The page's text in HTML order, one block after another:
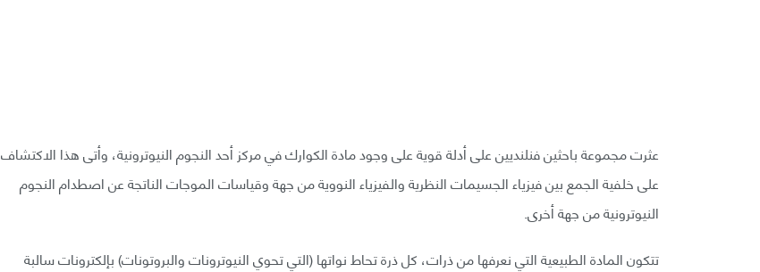
عثرت مجموعة باحثين فنلنديين على أدلة قوية على وجود مادة الكوارك في مركز أحد النجوم النيوترونية، وأتى هذا الاكتشاف
على خلفية الجمع بين فيزياء الجسيمات النظرية والفيزياء النووية من جهة وقياسات الموجات الناتجة عن اصطدام النجوم
النيوترونية من جهة أخرى.
تتكون المادة الطبيعية التي نعرفها من ذرات، كل ذرة تحاط نواتها (التي تحوي النيوترونات والبروتونات) بإلكترونات سالبة